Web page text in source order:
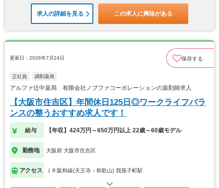
求人の詳細を見る この求人に興味がある
更新日：2026年7月24日 保存する
正社員 調剤薬局
アルファ辻中薬局 有限会社ノブファコーポレーションの薬剤師求人
【大阪市住吉区】年間休日125日◎ワークライフバラ
ンスの整うおすすめ求人です！
給与 【年収】424万円～650万円以上 22歳～60歳モデル
勤務地 大阪府 大阪市住吉区
アクセス ＪＲ阪和線(天王寺－和歌山) 我孫子町駅